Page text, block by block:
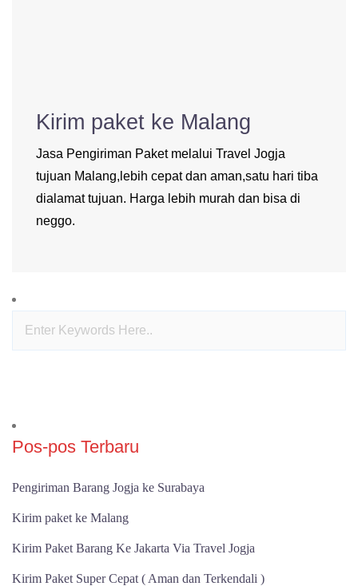
Kirim paket ke Malang
Jasa Pengiriman Paket melalui Travel Jogja
tujuan Malang,lebih cepat dan aman,satu hari tiba
dialamat tujuan. Harga lebih murah dan bisa di
neggo.
Pos-pos Terbaru
Pengiriman Barang Jogja ke Surabaya
Kirim paket ke Malang
Kirim Paket Barang Ke Jakarta Via Travel Jogja
Kirim Paket Super Cepat ( Aman dan Terkendali )